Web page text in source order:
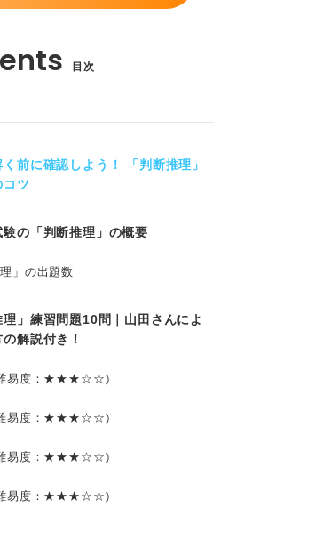
目次
前に確認しよう！ 「判断推理」
コツ
験の「判断推理」の概要
理」の出題数
理」練習問題10問｜山田さんによ
解説付き！
易度：★★★☆☆）
易度：★★★☆☆）
易度：★★★☆☆）
易度：★★★☆☆）